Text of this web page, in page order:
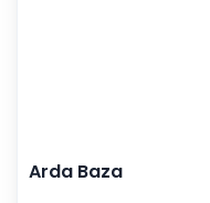
Arda Baza